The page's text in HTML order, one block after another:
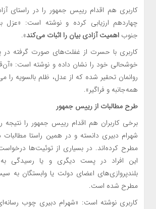
کاربری هم اقدام رییس جمهور را در راستای
چهاردهم ارزیابی کرده و نوشته است:
جنوب اهمیت آزادی بیان را اثبات می‌کند».
کاربری با حسرت از غفلت‌های صورت گرفته در
خوشحالی خود را نشان داده و نوشته است:
روانمان تحقیر شده که از عدل، ظلم بالسویه را
همه‌جانبه و فراگیر».
طرح مطالبات از رییس جمهور
برخی کاربران هم اقدام رییس جمهور را نتیجه
شهرام دبیری دانسته و در همین راستا
مطرح کرده‌اند. در بسیاری از توئیت‌ها
این افراد در پست دیگری و یا رسیدگی
بلندپروازی‌های اعضای دولت یا وابستگان به
مطرح شده است.
کاربری نوشته است: «شهرام دبیری چوب